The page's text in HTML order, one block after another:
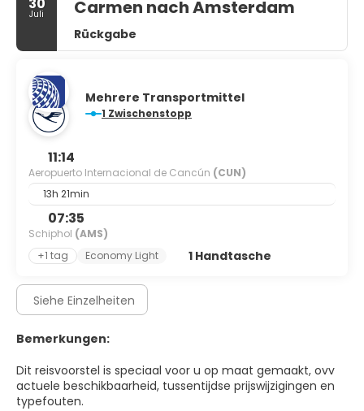
Juli
Carmen nach Amsterdam
Rückgabe
Mehrere Transportmittel
1 Zwischenstopp
11:14
Aeropuerto Internacional de Cancún (CUN)
13h 21min
07:35
Schiphol (AMS)
+1 tag
Economy Light 1 Handtasche
Siehe Einzelheiten
Bemerkungen:
Dit reisvoorstel is speciaal voor u op maat gemaakt, ovv
actuele beschikbaarheid, tussentijdse prijswijzigingen en
typefouten.